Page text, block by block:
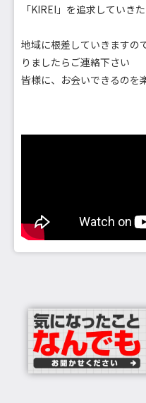
「KIREI」を追求していき
地域に根差していきますの
りましたらご連絡下さい
皆様に、お会いできるのを